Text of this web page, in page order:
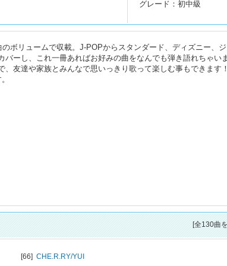
グレード：初中級
ボリュームで収載。J-POPからスタンダード、ディズニー、
ーし、これ一冊あればお好みの曲をなんでも弾き語れちゃいま
友達や家族とみんなで思いっきり歌って楽しむ事もできます
[全130曲
[66] CHE.R.RY/YUI